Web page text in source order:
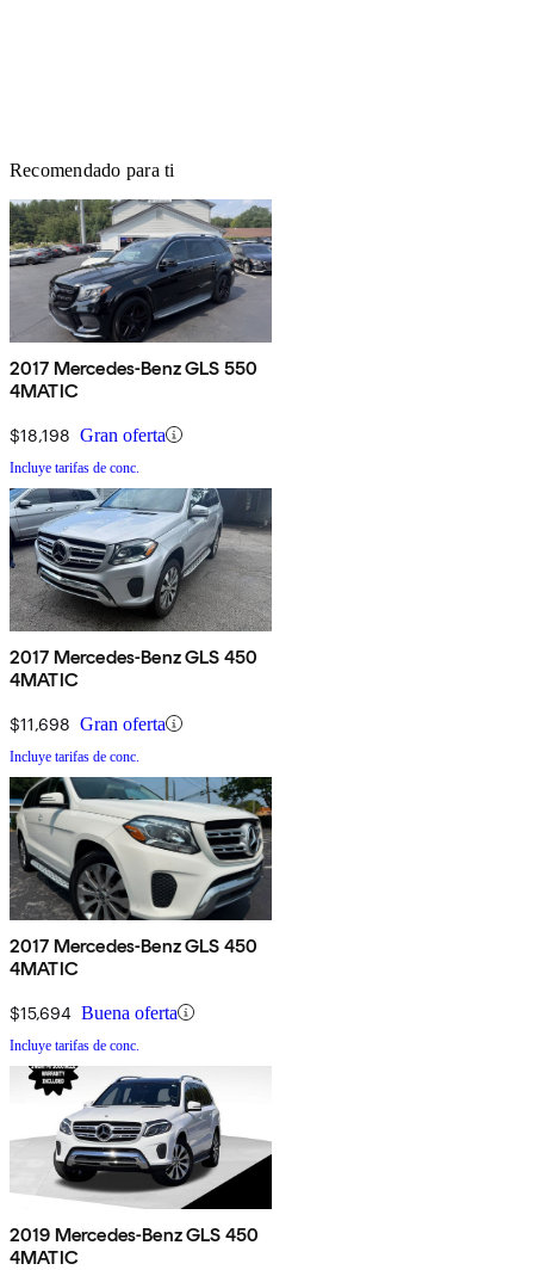
Recomendado para ti
2017 Mercedes-Benz GLS 550
4MATIC
$18,198 Gran oferta
Incluye tarifas de conc.
2017 Mercedes-Benz GLS 450
4MATIC
$11,698 Gran oferta
Incluye tarifas de conc.
2017 Mercedes-Benz GLS 450
4MATIC
$15,694 Buena oferta
Incluye tarifas de conc.
2019 Mercedes-Benz GLS 450
4MATIC